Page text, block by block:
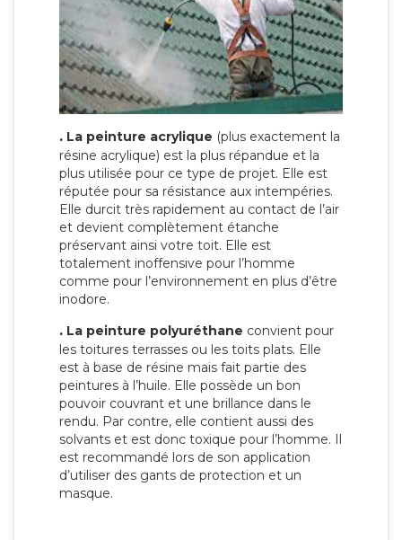
. La peinture acrylique (plus exactement la
résine acrylique) est la plus répandue et la
plus utilisée pour ce type de projet. Elle est
réputée pour sa résistance aux intempéries.
Elle durcit très rapidement au contact de l’air
et devient complètement étanche
préservant ainsi votre toit. Elle est
totalement inoffensive pour l’homme
comme pour l’environnement en plus d’être
inodore.
. La peinture polyuréthane convient pour
les toitures terrasses ou les toits plats. Elle
est à base de résine mais fait partie des
peintures à l’huile. Elle possède un bon
pouvoir couvrant et une brillance dans le
rendu. Par contre, elle contient aussi des
solvants et est donc toxique pour l’homme. Il
est recommandé lors de son application
d’utiliser des gants de protection et un
masque.